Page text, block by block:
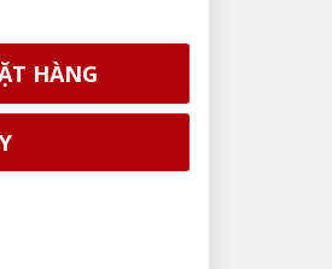
HÀNG